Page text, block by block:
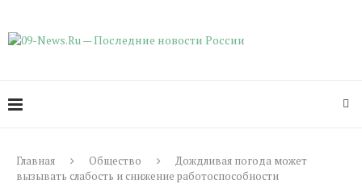
Главная Общество
Дождливая погода может
вызывать слабость и снижение работоспособности